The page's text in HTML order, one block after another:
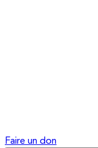
Faire un don